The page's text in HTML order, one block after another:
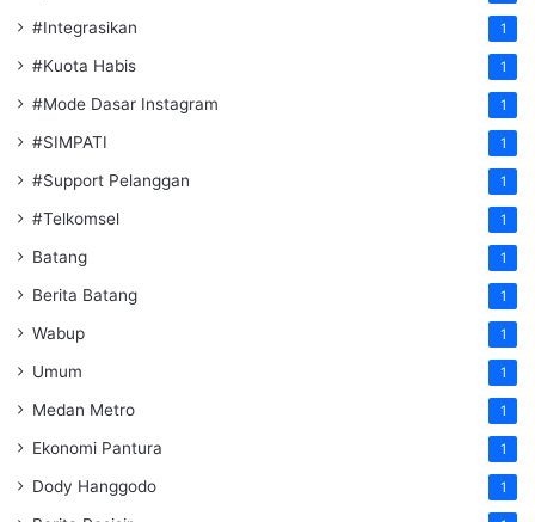
#Integrasikan 1
#Kuota Habis 1
#Mode Dasar Instagram 1
#SIMPATI 1
#Support Pelanggan 1
#Telkomsel 1
Batang 1
Berita Batang 1
Wabup 1
Umum 1
Medan Metro 1
Ekonomi Pantura 1
Dody Hanggodo 1